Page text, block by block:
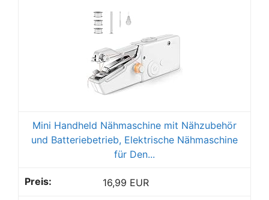
Mini Handheld Nähmaschine mit Nähzubehör
und Batteriebetrieb, Elektrische Nähmaschine
für Den...
16,99 EUR